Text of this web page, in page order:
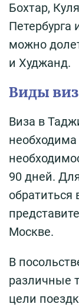
Бохтар,
Петербурга
можно
и Худжанд.
Виды виз
Виза в
необходима
90 дней.
обратиться
Москве.
В
различные
цели